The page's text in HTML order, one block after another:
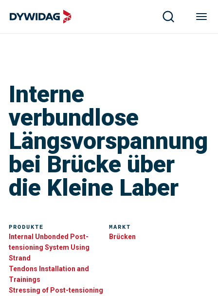
Interne
verbundlose
Längsvorspannung
bei Brücke über
die Kleine Laber
PRODUKTE
Internal Unbonded Post-
tensioning System Using
Strand
Tendons Installation and
Trainings
Stressing of Post-tensioning
MARKT
Brücken